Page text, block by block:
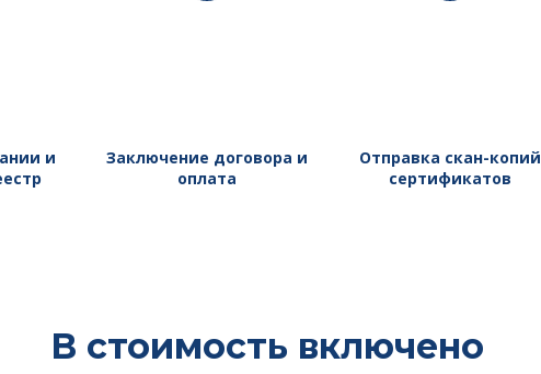
и
Заключение договора и
оплата
Отправка скан-копий
сертификатов
В стоимость включено